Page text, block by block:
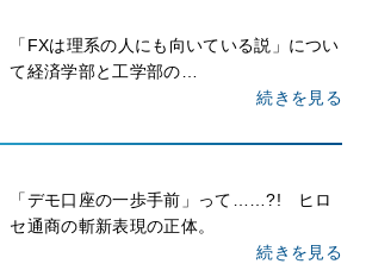
「FXは理系の人にも向いている説」につい
て経済学部と工学部の…
続きを見る
「デモ口座の一歩手前」って……?! ヒロ
セ通商の斬新表現の正体。
続きを見る